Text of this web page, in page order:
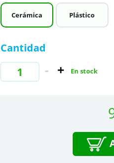
Cerámica Plástico
Cantidad
En stock